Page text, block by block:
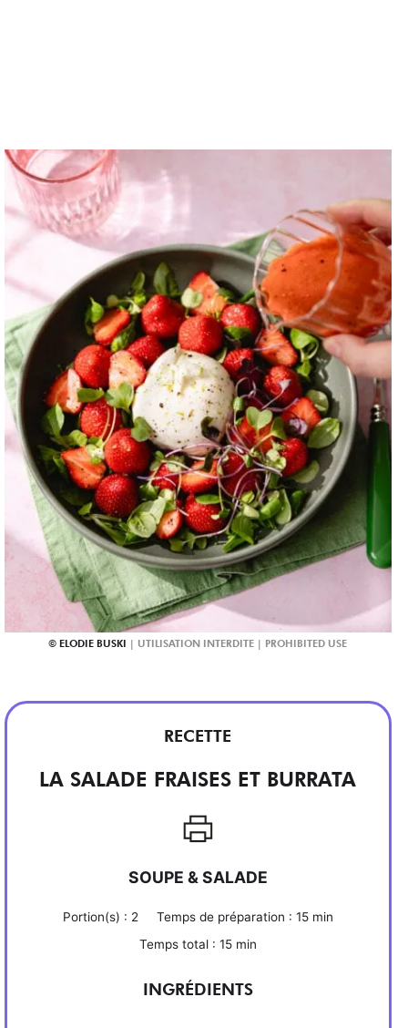
ELODIE BUSKI
RECETTE
LA SALADE FRAISES ET BURRATA
SOUPE & SALADE
Portion(s) : 2 Temps de préparation : 15 min
Temps total : 15 min
INGRÉDIENTS